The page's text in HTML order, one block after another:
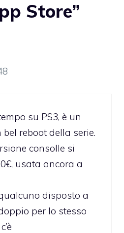
Store”
su PS3, è un
reboot della serie.
consolle si
usata ancora a
disposto a
per lo stesso